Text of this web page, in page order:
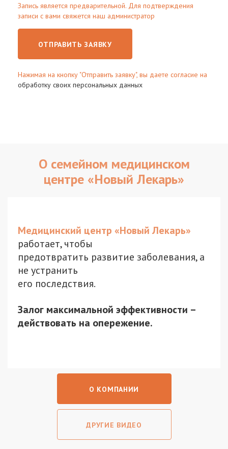
Запись является предварительной. Для подтверждения
записи с вами свяжется наш администратор
ОТПРАВИТЬ ЗАЯВКУ
Нажимая на кнопку "Отправить заявку", вы даете согласие на
обработку своих персональных данных
О семейном медицинском
центре «Новый Лекарь»
Медицинский центр «Новый Лекарь»
работает, чтобы
предотвратить развитие заболевания, а
не устранить
его последствия.
Залог максимальной эффективности –
действовать на опережение.
О КОМПАНИИ
ДРУГИЕ ВИДЕО